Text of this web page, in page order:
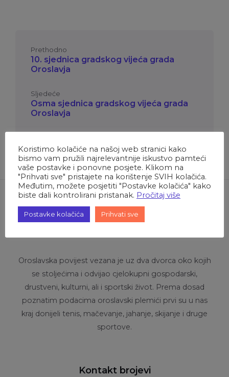
Prethodno
10. sjednica gradskog vijeća grada
Oroslavja
Sljedeće
Osma sjednica gradskog vijeća grada
Oroslavja
Oroslavska povijest vezana je uz dva dvorca oko kojih
se stoljećima i odvijao cjelokupni gospodarski,
drustveni, kulturni, ali i sportski život. Prema dosad
poznatim podacima oroslavski plemići prvi su u nas
kraj donijeli tenis, mačevanje, jahanje, skijanje i druge
sportove.
Kontakt brojevi
Koristimo kolačiće na našoj web stranici kako
bismo vam pružili najrelevantnije iskustvo pamteći
vaše postavke i ponovne posjete. Klikom na
"Prihvati sve" pristajete na korištenje SVIH kolačića.
Međutim, možete posjetiti "Postavke kolačića" kako
biste dali kontrolirani pristanak. Pročitaj više
Postavke kolačića Prihvati sve